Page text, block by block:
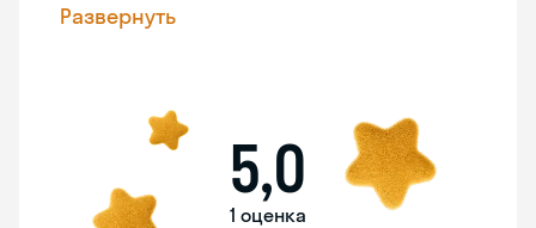
Развернуть
5,0
1 оценка